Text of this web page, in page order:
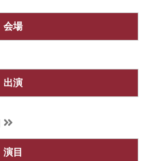
会場
出演
演目